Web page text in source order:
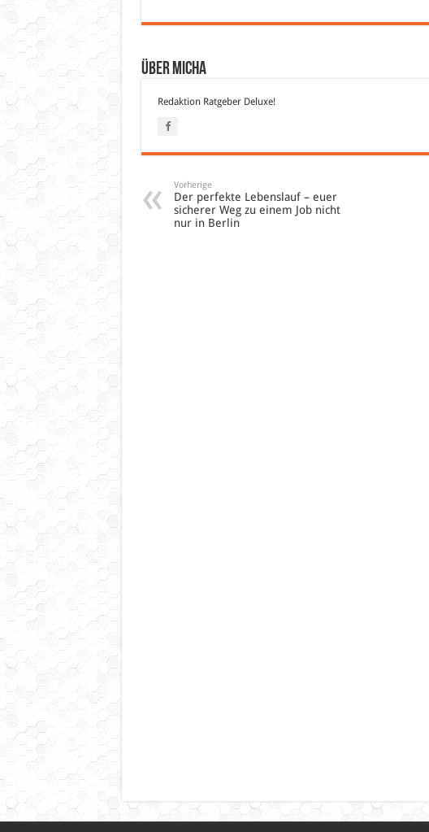
Über Micha
Redaktion Ratgeber Deluxe!
Vorherige
Der perfekte Lebenslauf – euer
sicherer Weg zu einem Job nicht
nur in Berlin